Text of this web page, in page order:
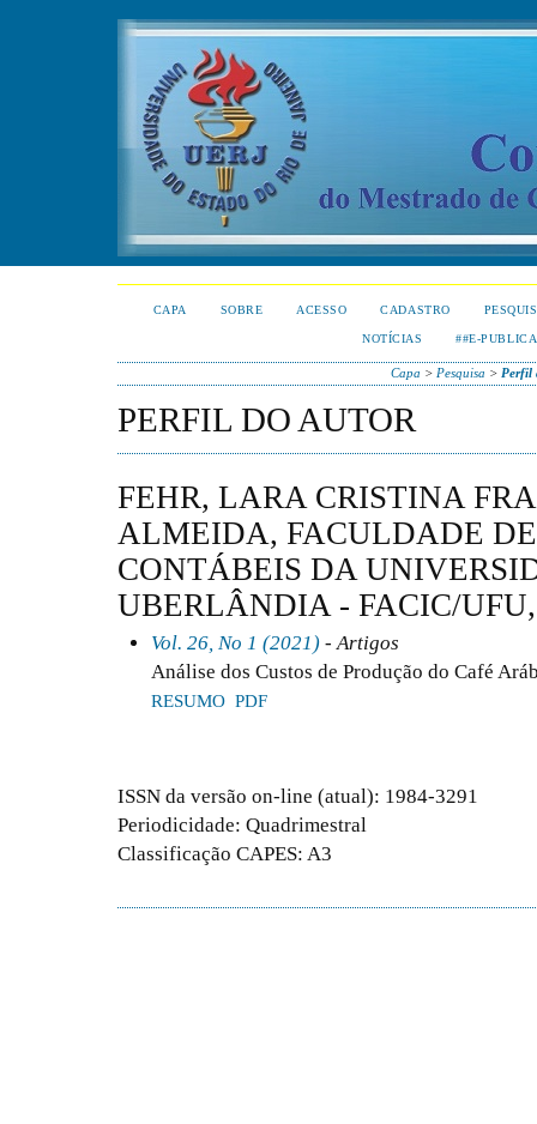
CAPA SOBRE ACESSO CADASTRO
NOTÍCIAS ##E-
Capa > Pesquisa > Perfil
PERFIL DO AUTOR
FEHR, LARA CRISTINA
ALMEIDA, FACULDADE
CONTÁBEIS DA
UBERLÂNDIA - FACIC/
Vol. 26, No 1 (2021) - Artigos
Análise dos Custos de Produção do Café
RESUMO PDF
ISSN da versão on-line (atual): 1984-3291
Periodicidade: Quadrimestral
Classificação CAPES: A3